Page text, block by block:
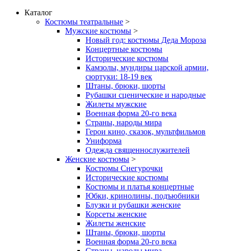
Каталог
Костюмы театральные >
Мужские костюмы >
Новый год: костюмы Деда Мороза
Концертные костюмы
Исторические костюмы
Камзолы, мундиры царской армии,
сюртуки: 18-19 век
Штаны, брюки, шорты
Рубашки сценические и народные
Жилеты мужские
Военная форма 20-го века
Страны, народы мира
Герои кино, сказок, мультфильмов
Униформа
Одежда священнослужителей
Женские костюмы >
Костюмы Снегурочки
Исторические костюмы
Костюмы и платья концертные
Юбки, кринолины, подъюбники
Блузки и рубашки женские
Корсеты женские
Жилеты женские
Штаны, брюки, шорты
Военная форма 20-го века